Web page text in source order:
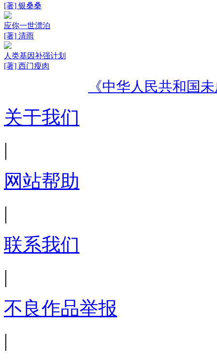
[著] 银桑桑
应你一世漂泊
[著] 清雨
人类基因补强计划
[著] 西门瘦肉
《中华人民共和国
关于我们
|
网站帮助
|
联系我们
|
不良作品举报
|